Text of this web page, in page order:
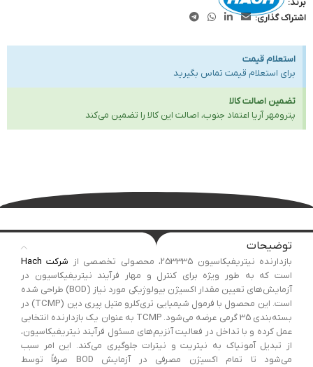
برند:
اشتراک گذاری:
استعلام قیمت
برای استعلام قیمت تماس بگیرید
تضمین اصالت کالا
پترومهر آریا اعتماد جنوب، اصالت این کالا را تضمین می‌کند
توضیحات
بازدارنده نیتریفیکاسیون 253335، محصولی تخصصی از
شرکت Hach
است که به طور ویژه برای کنترل و مهار فرآیند نیتریفیکاسیون در
آزمایش‌های تعیین مقدار اکسیژن بیولوژیکی مورد نیاز (BOD) طراحی شده
است. این محصول با فرمول شیمیایی تری‌کلرو متیل پیری دین (TCMP) در
بسته‌بندی 35 گرمی عرضه می‌شود. TCMP به عنوان یک بازدارنده انتخابی
عمل کرده و با تداخل در فعالیت آنزیم‌های مسئول فرآیند نیتریفیکاسیون،
از تبدیل آمونیاک به نیتریت و نیترات جلوگیری می‌کند. این امر سبب
می‌شود تا تمام اکسیژن مصرفی در آزمایش BOD صرفاً توسط